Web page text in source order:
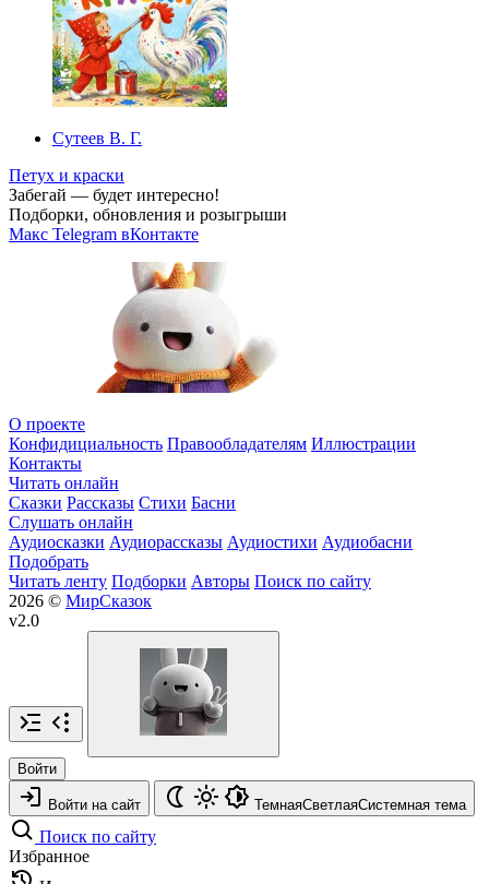
Сутеев В. Г.
Петух и краски
Забегай — будет интересно!
Подборки, обновления и розыгрыши
Макс Telegram вКонтакте
О проекте
Конфидициальность Правообладателям Иллюстрации
Контакты
Читать онлайн
Сказки Рассказы Стихи Басни
Слушать онлайн
Аудиосказки Аудиорассказы Аудиостихи Аудиобасни
Подобрать
Читать ленту Подборки Авторы Поиск по сайту
2026 © МирСказок
v2.0
Войти
Войти на сайт ТемнаяСветлаяСистемная тема
Поиск по сайту
Избранное